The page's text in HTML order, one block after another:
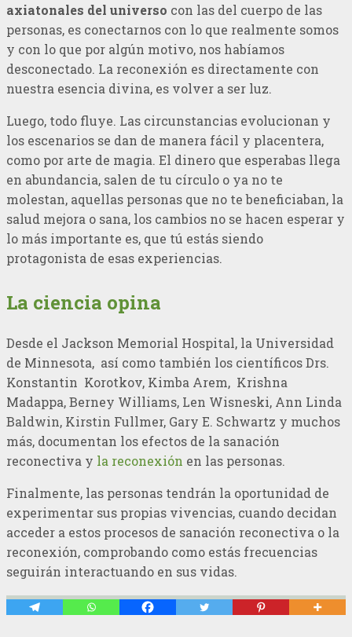
axiatonales del universo con las del cuerpo de las
personas, es conectarnos con lo que realmente somos
y con lo que por algún motivo, nos habíamos
desconectado. La reconexión es directamente con
nuestra esencia divina, es volver a ser luz.
Luego, todo fluye. Las circunstancias evolucionan y
los escenarios se dan de manera fácil y placentera,
como por arte de magia. El dinero que esperabas llega
en abundancia, salen de tu círculo o ya no te
molestan, aquellas personas que no te beneficiaban, la
salud mejora o sana, los cambios no se hacen esperar y
lo más importante es, que tú estás siendo
protagonista de esas experiencias.
La ciencia opina
Desde el Jackson Memorial Hospital, la Universidad
de Minnesota, así como también los científicos Drs.
Konstantin Korotkov, Kimba Arem, Krishna
Madappa, Berney Williams, Len Wisneski, Ann Linda
Baldwin, Kirstin Fullmer, Gary E. Schwartz y muchos
más, documentan los efectos de la sanación
reconectiva y la reconexión en las personas.
Finalmente, las personas tendrán la oportunidad de
experimentar sus propias vivencias, cuando decidan
acceder a estos procesos de sanación reconectiva o la
reconexión, comprobando como estás frecuencias
seguirán interactuando en sus vidas.